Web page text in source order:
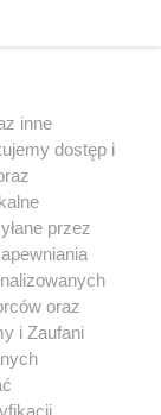
portali
z nami
inne
dostęp i
przez
oraz
i Zaufani